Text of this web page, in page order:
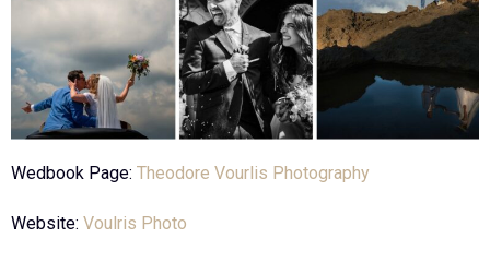
Wedbook Page: Theodore Vourlis Photography
Website: Voulris Photo